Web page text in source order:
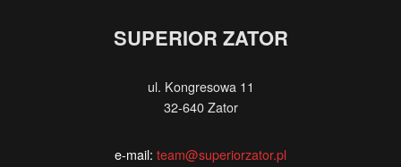
SUPERIOR ZATOR
ul. Kongresowa 11
32-640 Zator
e-mail: team@superiorzator.pl